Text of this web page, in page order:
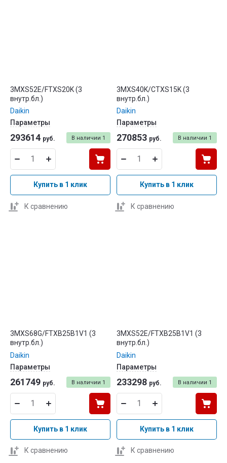
3MXS52E/FTXS20K (3
внутр.бл.)
Daikin
Параметры
В наличии 1
293614 руб.
Купить в 1 клик
К сравнению
3MXS40K/CTXS15K (3
внутр.бл.)
Daikin
Параметры
В наличии 1
270853 руб.
Купить в 1 клик
К сравнению
3MXS68G/FTXB25B1V1 (3
внутр.бл.)
Daikin
Параметры
В наличии 1
261749 руб.
Купить в 1 клик
К сравнению
3MXS52E/FTXB25B1V1 (3
внутр.бл.)
Daikin
Параметры
В наличии 1
233298 руб.
Купить в 1 клик
К сравнению